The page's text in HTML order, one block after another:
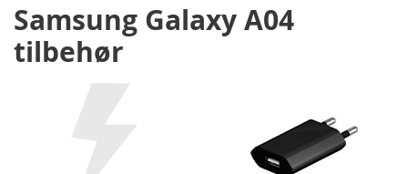
Samsung Galaxy A04
tilbehør